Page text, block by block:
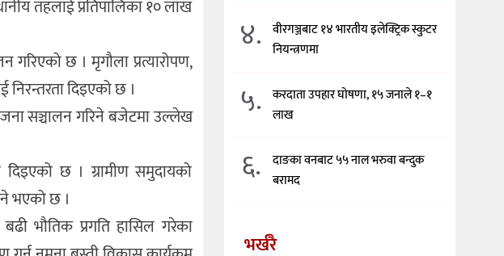
तहलाई प्रतिपालिका १० लाख
गरिएको छ । मृगौला प्रत्यारोपण,
निरन्तरता दिइएको छ ।
सञ्चालन गरिने बजेटमा उल्लेख
दिइएको छ । ग्रामीण समुदायको
भएको छ ।
बढी भौतिक प्रगति हासिल गरेका
४.
वीरगञ्जबाट १४ भारतीय इलेक्ट्रिक स्कुटर
नियन्त्रणमा
५.
करदाता उपहार घोषणा, १५ जनाले १–१
लाख
६.
दाङका वनबाट ५५ नाल भरुवा बन्दुक
बरामद
भर्खरै